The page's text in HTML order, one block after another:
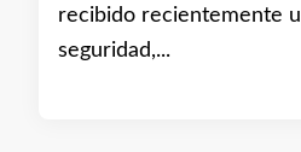
recibido recientemente
seguridad,...